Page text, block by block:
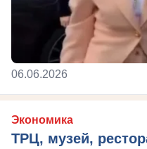
06.06.2026
Экономика
ТРЦ, музей,